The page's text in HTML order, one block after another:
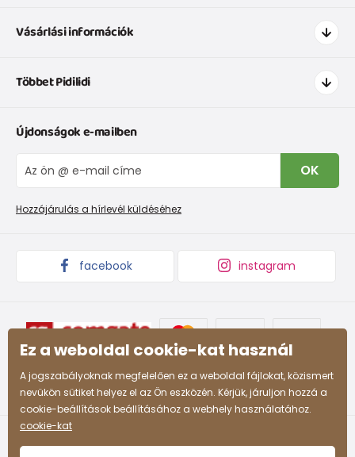
Vásárlási információk
Szállítás és fizetés
Cipőmérettáblázat
IVisszaküldések és reklamációk
Panaszkezelési eljárás
Promóciós feltételek és kedvezményes kódok
Többet Pidilidi
Rólunk
Blog
Nagykereskedelem PiDiLiDi
Áruk begyűjtése
Újdonságok e-mailben
OK
Hozzájárulás a hírlevél küldéséhez
facebook instagram
Ez a weboldal cookie-kat használ
A jogszabályoknak megfelelően ez a weboldal fájlokat, közismert
nevükön sütiket helyez el az Ön eszközén. Kérjük, járuljon hozzá a
cookie-beállítások beállításához a webhely használatához.
cookie-kat